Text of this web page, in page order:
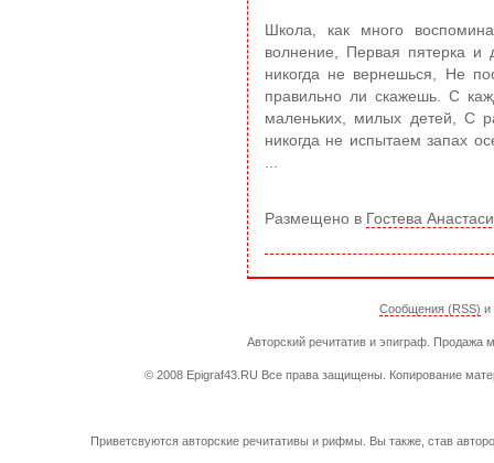
Школа, как много
волнение, Первая пятерка и
никогда не вернешься, Не
правильно ли скажешь. С
маленьких, милых детей, С
никогда не испытаем запах
...
Размещено в Гостева
Сообщения (RSS) и
Авторский речитатив и эпиграф. Продажа
© 2008 Epigraf43.RU Все права защищены. Копирование
Приветсвуются авторские речитативы и рифмы. Вы также, став